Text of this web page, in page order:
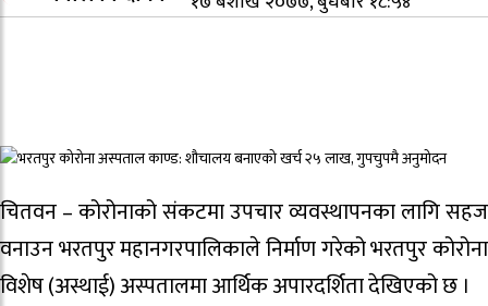
चितवन – कोरोनाको संकटमा उपचार व्यवस्थापनका लागि सहज
वनाउन भरतपुर महानगरपालिकाले निर्माण गरेको भरतपुर कोरोना
विशेष (अस्थाई) अस्पतालमा आर्थिक अपारदर्शिता देखिएको छ ।